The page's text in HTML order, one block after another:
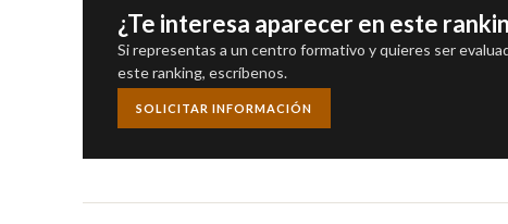
¿Te interesa aparecer en este
Si representas a un centro formativo y quieres ser
este ranking, escríbenos.
SOLICITAR INFORMACIÓN